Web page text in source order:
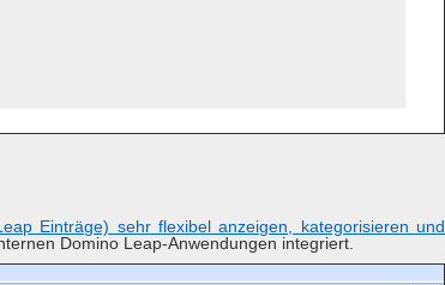
Einträge) sehr flexibel anzeigen, kategorisieren und
Domino Leap-Anwendungen integriert.